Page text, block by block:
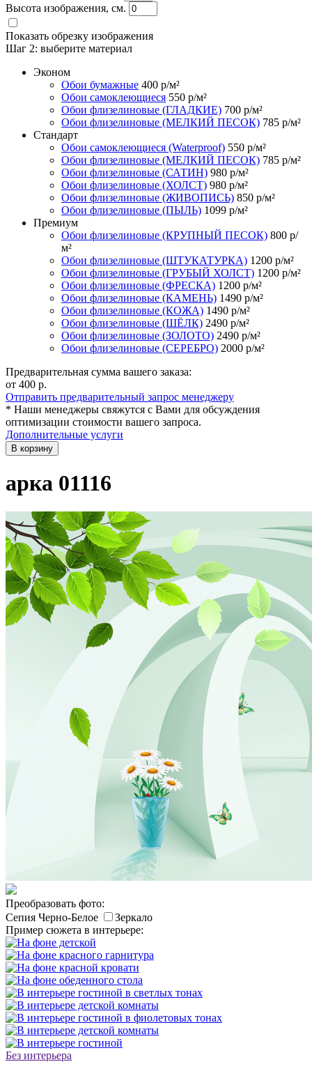
Высота изображения, см.
Показать обрезку изображения
Шаг 2: выберите материал
Эконом
Обои бумажные 400 р/м²
Обои самоклеющиеся 550 р/м²
Обои флизелиновые (ГЛАДКИЕ) 700 р/м²
Обои флизелиновые (МЕЛКИЙ ПЕСОК) 785 р/м²
Стандарт
Обои самоклеющиеся (Waterproof) 550 р/м²
Обои флизелиновые (МЕЛКИЙ ПЕСОК) 785 р/м²
Обои флизелиновые (САТИН) 980 р/м²
Обои флизелиновые (ХОЛСТ) 980 р/м²
Обои флизелиновые (ЖИВОПИСЬ) 850 р/м²
Обои флизелиновые (ПЫЛЬ) 1099 р/м²
Премиум
Обои флизелиновые (КРУПНЫЙ ПЕСОК) 800 р/
м²
Обои флизелиновые (ШТУКАТУРКА) 1200 р/м²
Обои флизелиновые (ГРУБЫЙ ХОЛСТ) 1200 р/м²
Обои флизелиновые (ФРЕСКА) 1200 р/м²
Обои флизелиновые (КАМЕНЬ) 1490 р/м²
Обои флизелиновые (КОЖА) 1490 р/м²
Обои флизелиновые (ШЁЛК) 2490 р/м²
Обои флизелиновые (ЗОЛОТО) 2490 р/м²
Обои флизелиновые (СЕРЕБРО) 2000 р/м²
Предварительная сумма вашего заказа:
от 400 р.
Отправить предварительный запрос менеджеру
* Наши менеджеры свяжутся с Вами для обсуждения
оптимизации стоимости вашего запроса.
Дополнительные услуги
В корзину
арка 01116
Преобразовать фото:
Сепия Черно-Белое
Зеркало
Пример сюжета в интерьере:
Без интерьера